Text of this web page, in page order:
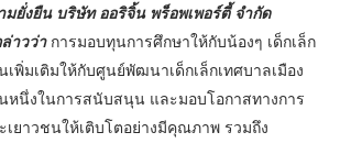
มยั่งยืน บริษัท ออริจิ้น พร็อพเพอร์ตี้ จำกัด
าวว่าการมอบทุนการศึกษาให้กับน้องๆ เด็กเล็ก
พิ่มเติมให้กับศูนย์พัฒนาเด็กเล็กเทศบาลเมือง
หนึ่งในการสนับสนุน และมอบโอกาสทางการ
เยาวชนให้เติบโตอย่างมีคุณภาพ รวมถึง